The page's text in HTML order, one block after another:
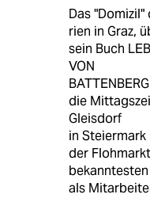
Das
rien in Graz,
sein Buch
VON
die
Gleisdorf
in
der
als